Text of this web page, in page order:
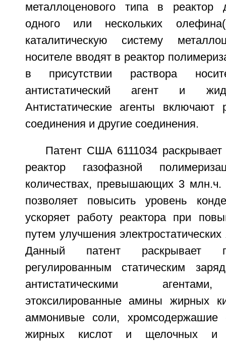
металлоценового типа в реактор
одного или нескольких
каталитическую систему
носителе вводят в реактор
в присутствии раствора
антистатический агент и
Антистатические агенты включают
соединения и другие соединения.
Патент США 6111034
реактор газофазной
количествах, превышающих 3 млн.ч.
позволяет повысить уровень
ускоряет работу реактора при
путем улучшения
Данный патент раскрывает
регулированным статическим
антистатическими
этоксилированные амины жирных
аммонивые соли, хромсодержашие
жирных кислот и щелочных и